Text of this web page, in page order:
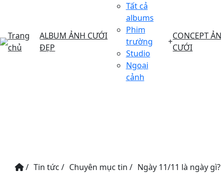
Trang
chủ
ALBUM ẢNH CƯỚI
ĐẸP
Tất cả
albums
Phim
trường
Studio
Ngoại
cảnh
+
CONCEPT
CƯỚI
/ Tin tức / Chuyên mục tin / Ngày 11/11 là ngày